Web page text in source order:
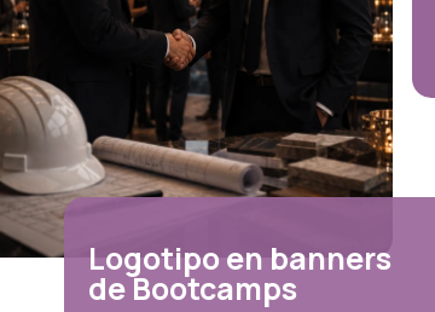
Logotipo en banners
de Bootcamps